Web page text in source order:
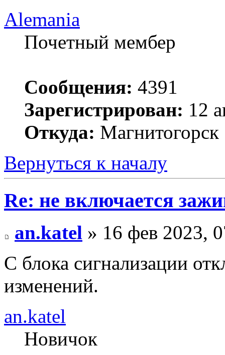
Alemania
Почетный мембер
Сообщения: 4391
Зарегистрирован: 12
Откуда: Магнитогорск
Вернуться к началу
Re: не включается
an.katel » 16 фев 2023,
С блока сигнализации
изменений.
an.katel
Новичок